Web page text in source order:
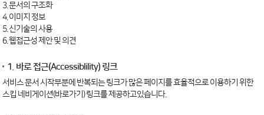
3. 문서의 구조화
4. 이미지 정보
5. 신기술의 사용
6. 웹접근성 제안 및 의견
1. 바로 접근(Accessiblility) 링크
서비스 문서 시작부분에 반복되는 링크가 많은 페이지를 효율적으로 이용하기 위한
스킵 네비게이션(바로가기) 링크를 제공하고있습니다.